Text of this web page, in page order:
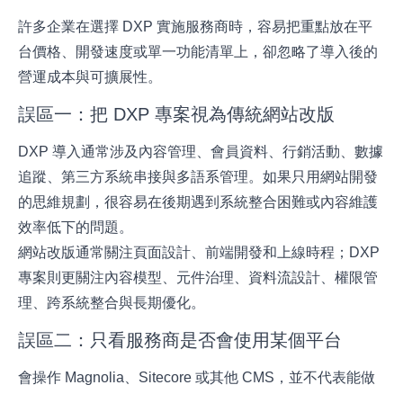
許多企業在選擇 DXP 實施服務商時，容易把重點放在平
台價格、開發速度或單一功能清單上，卻忽略了導入後的
營運成本與可擴展性。
誤區一：把 DXP 專案視為傳統網站改版
DXP 導入通常涉及內容管理、會員資料、行銷活動、數據
追蹤、第三方系統串接與多語系管理。如果只用網站開發
的思維規劃，很容易在後期遇到系統整合困難或內容維護
效率低下的問題。
網站改版通常關注頁面設計、前端開發和上線時程；DXP
專案則更關注內容模型、元件治理、資料流設計、權限管
理、跨系統整合與長期優化。
誤區二：只看服務商是否會使用某個平台
會操作 Magnolia、Sitecore 或其他 CMS，並不代表能做